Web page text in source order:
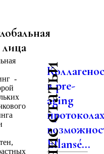
лица
-
в pre-
aging
Ellansé...